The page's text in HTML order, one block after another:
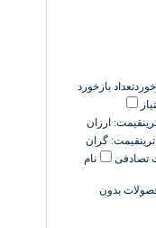
تعداد بازخورد
قیمت: ارزان
قیمت: گران
تصادفی
نام
بدون